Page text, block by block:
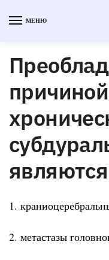
МЕНЮ
являются
1.
2. метастазы